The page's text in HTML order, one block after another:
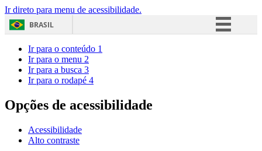
Ir direto para menu de acessibilidade.
BRASIL
Acesso à informação
Ir para o conteúdo 1
Ir para o menu 2
Ir para a busca 3
Ir para o rodapé 4
Opções de acessibilidade
Acessibilidade
Alto contraste